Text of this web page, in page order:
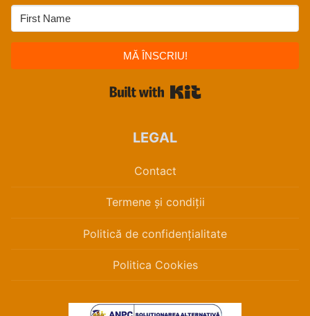
MĂ ÎNSCRIU!
LEGAL
Contact
Termene și condiții
Politică de confidențialitate
Politica Cookies